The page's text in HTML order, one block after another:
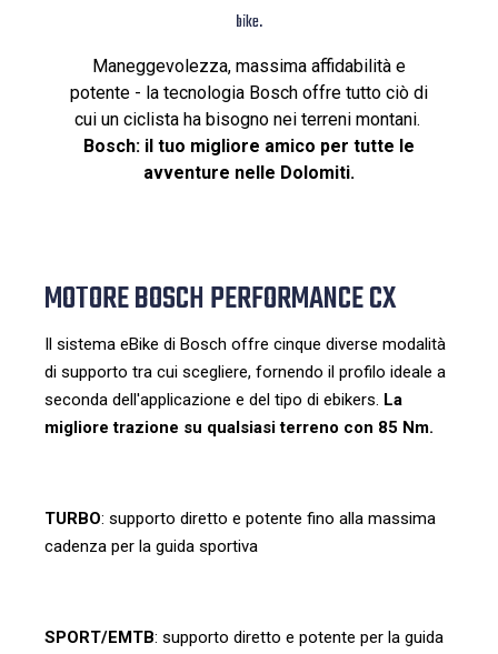
bike.
Maneggevolezza, massima affidabilità e
potente - la tecnologia Bosch offre tutto ciò di
cui un ciclista ha bisogno nei terreni montani.
Bosch: il tuo migliore amico per tutte le
avventure nelle Dolomiti.
MOTORE BOSCH PERFORMANCE CX
Il sistema eBike di Bosch offre cinque diverse modalità
di supporto tra cui scegliere, fornendo il profilo ideale a
seconda dell'applicazione e del tipo di ebikers. La
migliore trazione su qualsiasi terreno con 85 Nm.
TURBO: supporto diretto e potente fino alla massima
cadenza per la guida sportiva
SPORT/EMTB: supporto diretto e potente per la guida